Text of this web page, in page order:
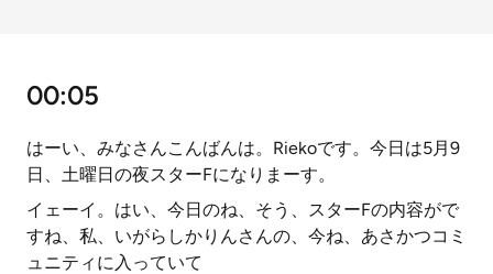
00:05
はーい、みなさんこんばんは。Riekoです。今日は5月9
日、土曜日の夜スターFになりまーす。
イェーイ。はい、今日のね、そう、スターFの内容がで
すね、私、いがらしかりんさんの、今ね、あさかつコミ
ュニティに入っていて